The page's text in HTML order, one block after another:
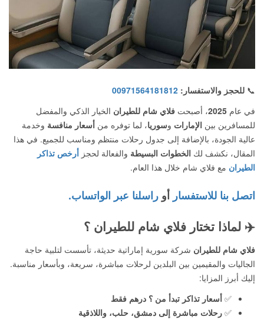
📞 للحجز والاستفسار: 00971564181812
في عام 2025، أصبحت فلاي شام للطيران الخيار الذكي والمفضل
للمسافرين بين الإمارات وسوريا، لما توفره من أسعار منافسة وخدمة
عالية الجودة، بالإضافة إلى جدول رحلات منتظم ومناسب للجميع. في هذا
المقال، نكشف لك الخطوات البسيطة والفعالة لحجز أرخص تذاكر
الطيران مع فلاي شام خلال هذا العام.
اتصل بنا للاستفسار أو راسلنا عبر الواتساب.
✈️ لماذا تختار فلاي شام للطيران ؟
فلاي شام للطيران شركة سورية إماراتية حديثة، تأسست لتلبية حاجة
الجاليات والمقيمين بين البلدين لرحلات مباشرة، سريعة، وبأسعار مناسبة.
إليك أبرز المزايا:
✅ أسعار تذاكر تبدأ من ؟ درهم فقط
✅ رحلات مباشرة إلى دمشق، حلب، واللاذقية